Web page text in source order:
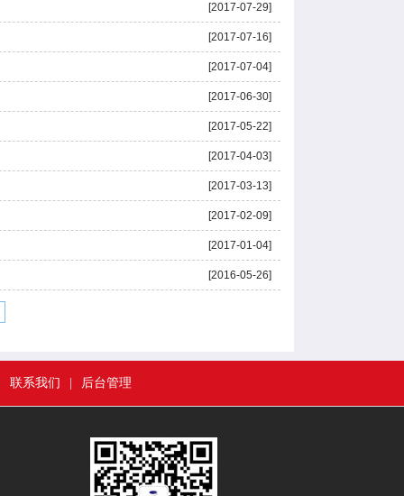
[2017-07-29]
[2017-07-16]
[2017-07-04]
[2017-06-30]
[2017-05-22]
[2017-04-03]
[2017-03-13]
[2017-02-09]
[2017-01-04]
[2016-05-26]
联系我们 后台管理